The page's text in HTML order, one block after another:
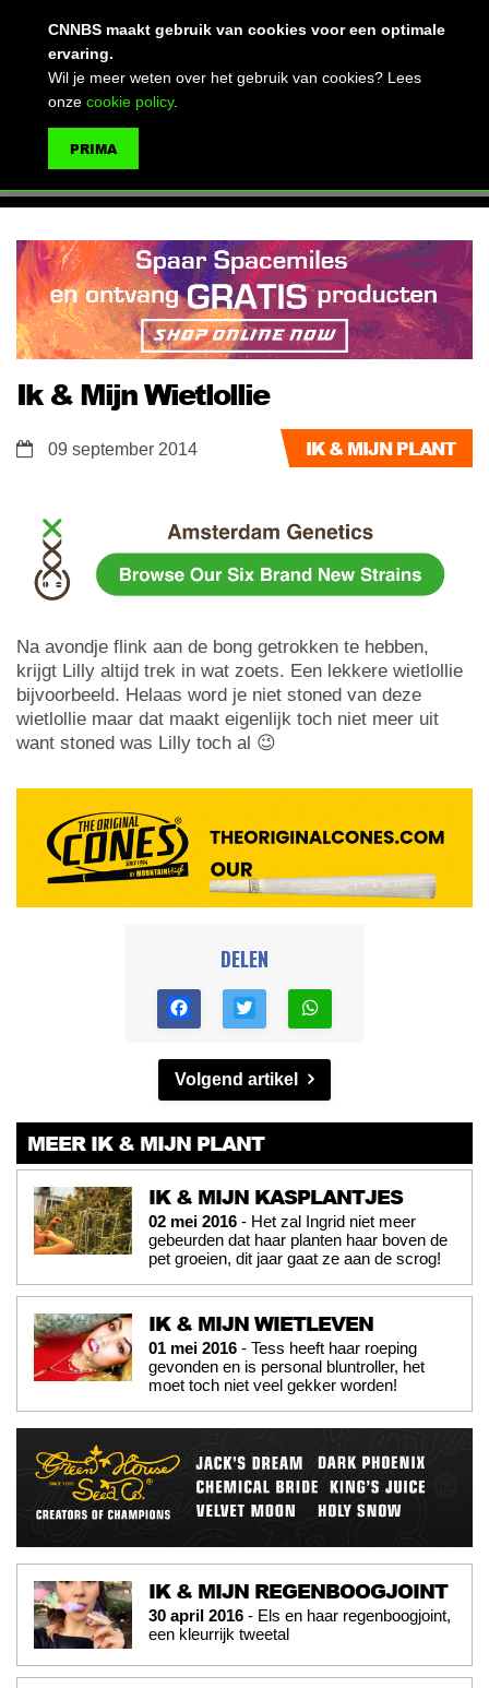
Ik & Mijn Wietlollie
IK & MIJN PLANT
09 september 2014
Na avondje flink aan de bong getrokken te hebben,
krijgt Lilly altijd trek in wat zoets. Een lekkere wietlollie
bijvoorbeeld. Helaas word je niet stoned van deze
wietlollie maar dat maakt eigenlijk toch niet meer uit
want stoned was Lilly toch al 😉
DELEN
Volgend artikel
MEER IK & MIJN PLANT
IK & MIJN KASPLANTJES
02 mei 2016 - Het zal Ingrid niet meer
gebeurden dat haar planten haar boven de
pet groeien, dit jaar gaat ze aan de scrog!
IK & MIJN WIETLEVEN
01 mei 2016 - Tess heeft haar roeping
gevonden en is personal bluntroller, het
moet toch niet veel gekker worden!
IK & MIJN REGENBOOGJOINT
30 april 2016 - Els en haar regenboogjoint,
een kleurrijk tweetal
CNNBS maakt gebruik van cookies voor een optimale
ervaring.
Wil je meer weten over het gebruik van cookies? Lees
onze cookie policy.
PRIMA